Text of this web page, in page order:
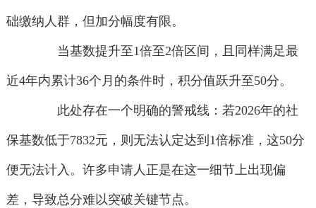
础缴纳人群，但加分幅度有限。
当基数提升至1倍至2倍区间，且同样满足最
近4年内累计36个月的条件时，积分值跃升至50分。
此处存在一个明确的警戒线：若2026年的社
保基数低于7832元，则无法认定达到1倍标准，这50分
便无法计入。许多申请人正是在这一细节上出现偏
差，导致总分难以突破关键节点。